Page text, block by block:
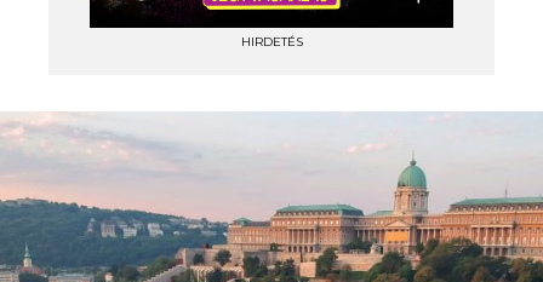
HIRDETÉS